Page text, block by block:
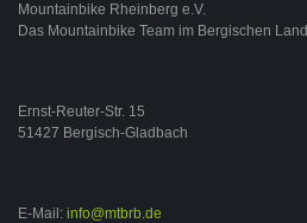
Mountainbike Rheinberg e.V.
Das Mountainbike Team im Bergischen Land
Ernst-Reuter-Str. 15
51427 Bergisch-Gladbach
E-Mail: info@mtbrb.de